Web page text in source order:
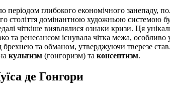
періодом глибокого економічного занепаду,
століття домінантною художньою системою
чіткіше виявлялися ознаки кризи. Ця
та ренесансом існувала чітка межа,
та обманом, утверджуючи тверезе
культизм (гонгоризм) та консептизм.
де Гонгори